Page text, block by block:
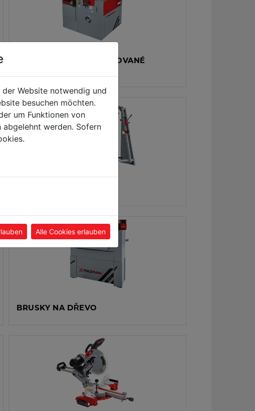
5-TI OPERAČNÍ KOMBINOVANÉ
BRUSKY NA DŘEVO
Website notwendig und
besuchen möchten.
um Funktionen von
abgelehnt werden. Sofern
Alle Cookies erlauben